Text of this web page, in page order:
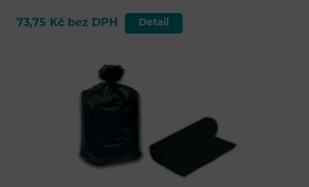
73,75 Kč bez DPH Detail